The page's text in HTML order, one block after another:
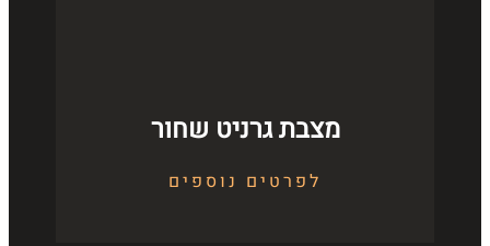
מצבת גרניט שחור
לפרטים נוספים